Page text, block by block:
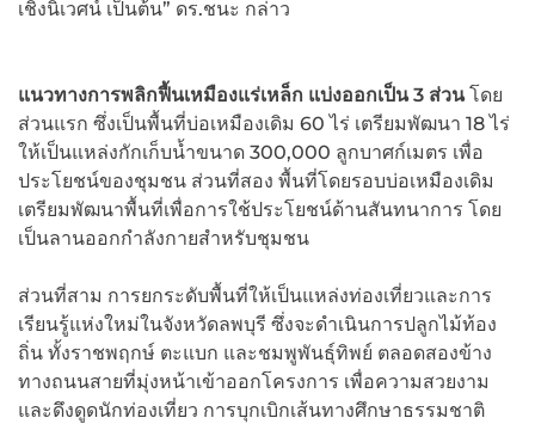
เชิงนิเวศน์ เป็นต้น” ดร.ชนะ กล่าว
แนวทางการพลิกฟื้นเหมืองแร่เหล็ก แบ่งออกเป็น 3 ส่วนโดย
ส่วนแรก ซึ่งเป็นพื้นที่บ่อเหมืองเดิม 60 ไร่ เตรียมพัฒนา 18 ไร่
ให้เป็นแหล่งกักเก็บน้ำขนาด 300,000 ลูกบาศก์เมตร เพื่อ
ประโยชน์ของชุมชน ส่วนที่สอง พื้นที่โดยรอบบ่อเหมืองเดิม
เตรียมพัฒนาพื้นที่เพื่อการใช้ประโยชน์ด้านสันทนาการ โดย
เป็นลานออกกำลังกายสำหรับชุมชน
ส่วนที่สาม การยกระดับพื้นที่ให้เป็นแหล่งท่องเที่ยวและการ
เรียนรู้แห่งใหม่ในจังหวัดลพบุรี ซึ่งจะดำเนินการปลูกไม้ท้อง
ถิ่น ทั้งราชพฤกษ์ ตะแบก และชมพูพันธุ์ทิพย์ ตลอดสองข้าง
ทางถนนสายที่มุ่งหน้าเข้าออกโครงการ เพื่อความสวยงาม
และดึงดูดนักท่องเที่ยว การบุกเบิกเส้นทางศึกษาธรรมชาติ